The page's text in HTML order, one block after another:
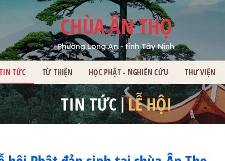
CHÙA ÂN THỌ
Phường Long An - tỉnh Tây Ninh
TIN TỨC TỪ THIỆN HỌC PHẬT - NGHIÊN CỨU THƯ VIỆN
TIN TỨC LỄ HỘI